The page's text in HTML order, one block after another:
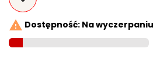
 Dostępność: Na wyczerpaniu